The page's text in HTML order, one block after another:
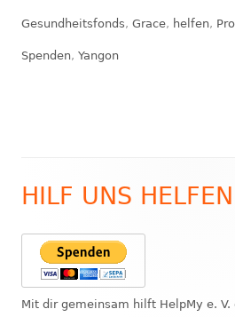
am
Gesundheitsfonds, Grace, helfen,
Spenden, Yangon
Haupt-
Seitenleiste
HILF UNS
Mit dir gemeinsam hilft HelpMy e.